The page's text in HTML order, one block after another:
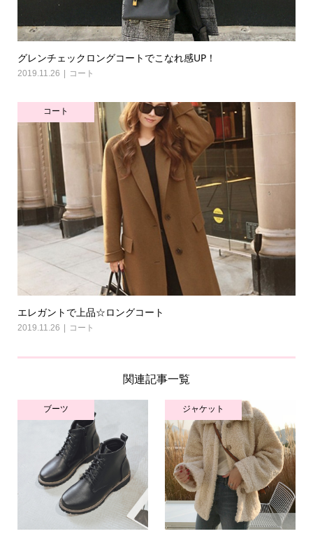
グレンチェックロングコートでこなれ感UP！
2019.11.26 コート
コート
エレガントで上品☆ロングコート
2019.11.26 コート
関連記事一覧
ブーツ ジャケット